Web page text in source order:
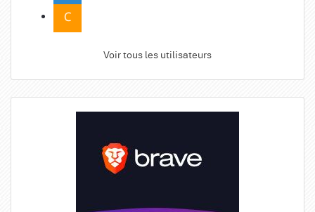
Voir tous les utilisateurs